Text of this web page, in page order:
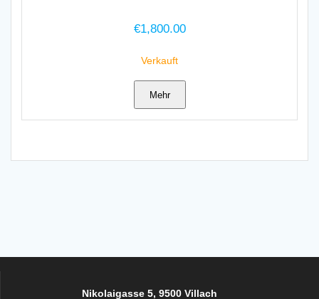
€1,800.00
Verkauft
Mehr
Nikolaigasse 5, 9500 Villach